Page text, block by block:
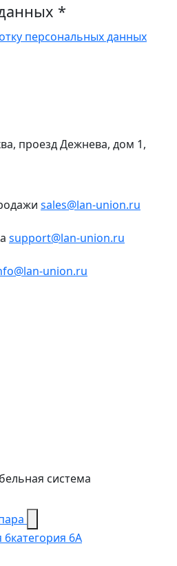
*
персональных данных
проезд Дежнева, дом 1,
sales@lan-union.ru
support@lan-union.ru
union.ru
система
6категория 6А